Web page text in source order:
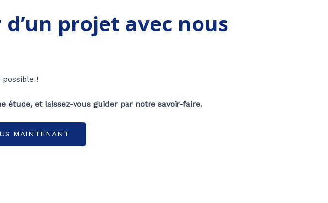
projet avec nous
!
étude, et laissez-vous guider par notre savoir-faire.
MAINTENANT